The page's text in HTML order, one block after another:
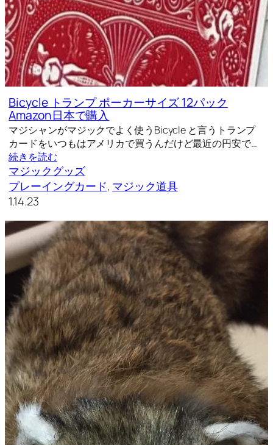
Bicycle トランプ ポーカーサイズ 12パック
Amazon日本で購入
マジシャンがマジックでよく使うBicycle と言うトランプ
カードをいつもはアメリカで買うんだけど最近の円安で…
続きを読む
マジックグッズ
プレーイングカード, マジック道具
1.14.23